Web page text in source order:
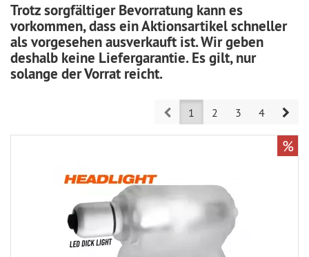
Trotz sorgfältiger Bevorratung kann es
vorkommen, dass ein Aktionsartikel schneller
als vorgesehen ausverkauft ist. Wir geben
deshalb keine Liefergarantie. Es gilt, nur
solange der Vorrat reicht.
Prev1 2 3 4
%